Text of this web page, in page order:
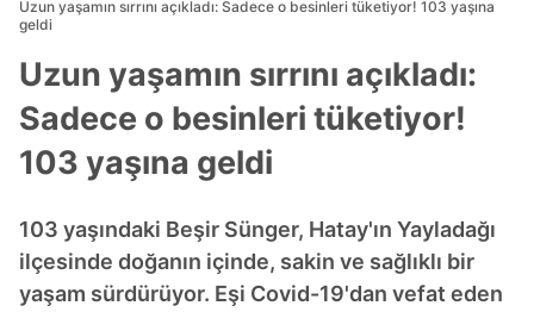
Uzun yaşamın sırrını açıkladı: Sadece o besinleri tüketiyor! 103 yaşına
geldi
Uzun yaşamın sırrını açıkladı:
Sadece o besinleri tüketiyor!
103 yaşına geldi
103 yaşındaki Beşir Sünger, Hatay'ın Yayladağı
ilçesinde doğanın içinde, sakin ve sağlıklı bir
yaşam sürdürüyor. Eşi Covid-19'dan vefat eden